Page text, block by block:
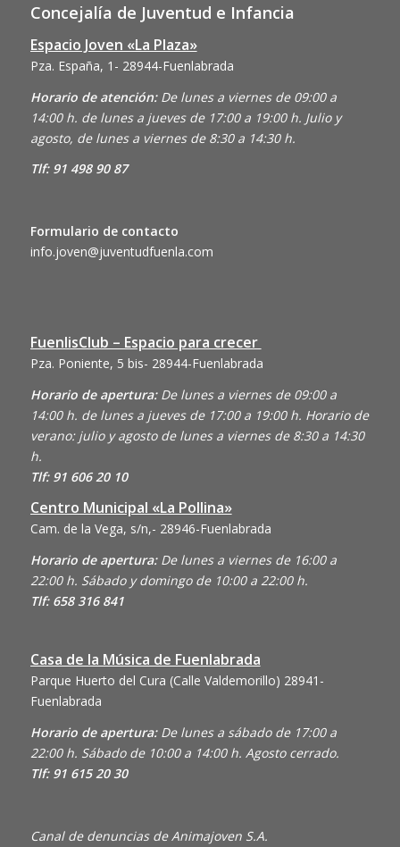
Concejalía de Juventud e Infancia
Espacio Joven «La Plaza»
Pza. España, 1- 28944-Fuenlabrada
Horario de atención: De lunes a viernes de 09:00 a
14:00 h. de lunes a jueves de 17:00 a 19:00 h. Julio y
agosto, de lunes a viernes de 8:30 a 14:30 h.
Tlf: 91 498 90 87
Formulario de contacto
info.joven@juventudfuenla.com
FuenlisClub – Espacio para crecer
Pza. Poniente, 5 bis- 28944-Fuenlabrada
Horario de apertura:De lunes a viernes de 09:00 a
14:00 h. de lunes a jueves de 17:00 a 19:00 h. Horario de
verano: julio y agosto de lunes a viernes de 8:30 a 14:30
h.
Tlf: 91 606 20 10
Centro Municipal «La Pollina»
Cam. de la Vega, s/n,- 28946-Fuenlabrada
Horario de apertura: De lunes a viernes de 16:00 a
22:00 h. Sábado y domingo de 10:00 a 22:00 h.
Tlf: 658 316 841
Casa de la Música de Fuenlabrada
Parque Huerto del Cura (Calle Valdemorillo) 28941-
Fuenlabrada
Horario de apertura: De lunes a sábado de 17:00 a
22:00 h. Sábado de 10:00 a 14:00 h. Agosto cerrado.
Tlf: 91 615 20 30
Canal de denuncias de Animajoven S.A.